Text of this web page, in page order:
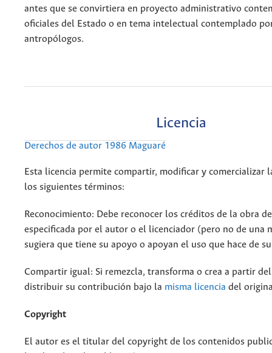
antes que se convirtiera en proyecto administrativo
oficiales del Estado o en tema intelectual contemplado
antropólogos.
Licencia
Derechos de autor 1986 Maguaré
Esta licencia permite compartir, modificar y comercializar
los siguientes términos:
Reconocimiento: Debe reconocer los créditos de la obra
especificada por el autor o el licenciador (pero no de una
sugiera que tiene su apoyo o apoyan el uso que hace de
Compartir igual: Si remezcla, transforma o crea a partir
distribuir su contribución bajo la misma licencia del
Copyright
El autor es el titular del copyright de los contenidos